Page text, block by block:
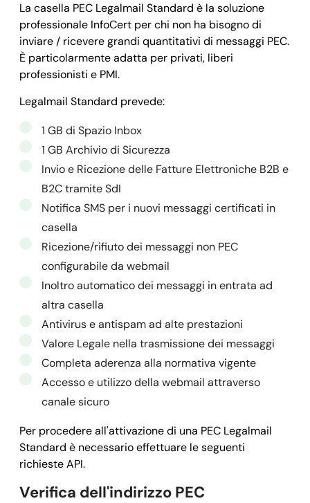
La casella PEC Legalmail Standard è la soluzione
professionale InfoCert per chi non ha bisogno di
inviare / ricevere grandi quantitativi di messaggi PEC.
È particolarmente adatta per privati, liberi
professionisti e PMI.
Legalmail Standard prevede:
1 GB di Spazio Inbox
1 GB Archivio di Sicurezza
Invio e Ricezione delle Fatture Elettroniche B2B e
B2C tramite SdI
Notifica SMS per i nuovi messaggi certificati in
casella
Ricezione/rifiuto dei messaggi non PEC
configurabile da webmail
Inoltro automatico dei messaggi in entrata ad
altra casella
Antivirus e antispam ad alte prestazioni
Valore Legale nella trasmissione dei messaggi
Completa aderenza alla normativa vigente
Accesso e utilizzo della webmail attraverso
canale sicuro
Per procedere all'attivazione di una PEC Legalmail
Standard è necessario effettuare le seguenti
richieste API.
Verifica dell'indirizzo PEC